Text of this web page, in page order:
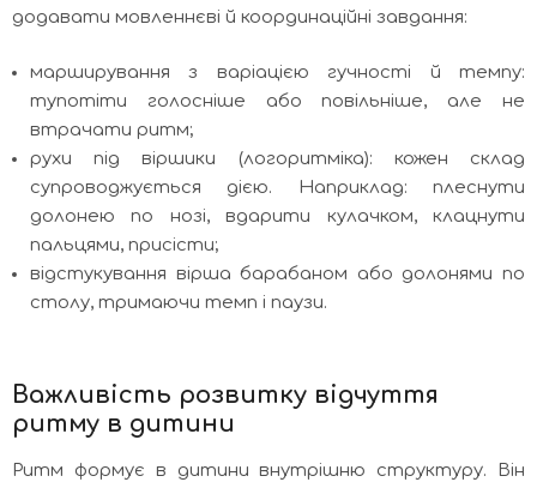
додавати мовленнєві й координаційні завдання:
марширування з варіацією гучності й темпу:
тупотіти голосніше або повільніше, але не
втрачати ритм;
рухи під віршики (логоритміка): кожен склад
супроводжується дією. Наприклад: плеснути
долонею по нозі, вдарити кулачком, клацнути
пальцями, присісти;
відстукування вірша барабаном або долонями по
столу, тримаючи темп і паузи.
Важливість розвитку відчуття
ритму в дитини
Ритм формує в дитини внутрішню структуру. Він